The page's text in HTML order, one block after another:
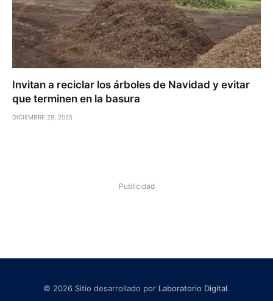
Invitan a reciclar los árboles de Navidad y evitar
que terminen en la basura
DICIEMBRE 29, 2025
Publicidad
© 2026 Sitio desarrollado por Laboratorio Digital.